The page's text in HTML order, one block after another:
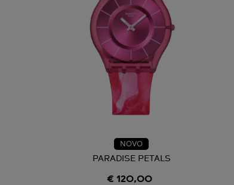
NOVO
PARADISE PETALS
€ 120,00